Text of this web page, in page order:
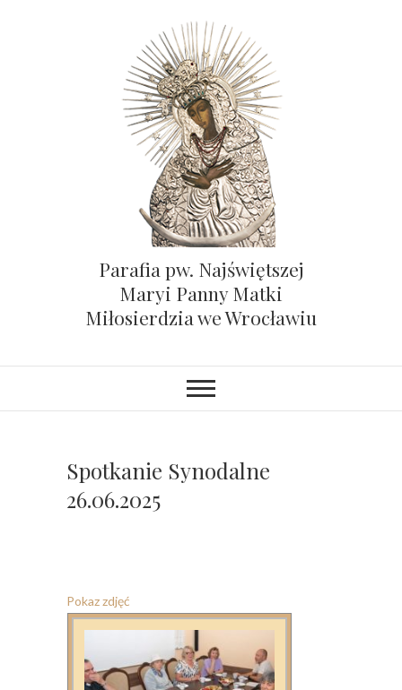
Parafia pw. Najświętszej
Maryi Panny Matki
Miłosierdzia we Wrocławiu
Spotkanie Synodalne
26.06.2025
Pokaz zdjęć